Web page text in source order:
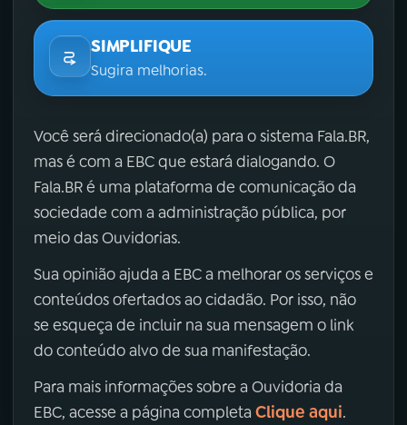
SIMPLIFIQUE
Sugira melhorias.
Você será direcionado(a) para o sistema Fala.BR,
mas é com a EBC que estará dialogando. O
Fala.BR é uma plataforma de comunicação da
sociedade com a administração pública, por
meio das Ouvidorias.
Sua opinião ajuda a EBC a melhorar os serviços e
conteúdos ofertados ao cidadão. Por isso, não
se esqueça de incluir na sua mensagem o link
do conteúdo alvo de sua manifestação.
Para mais informações sobre a Ouvidoria da
EBC, acesse a página completa Clique aqui.